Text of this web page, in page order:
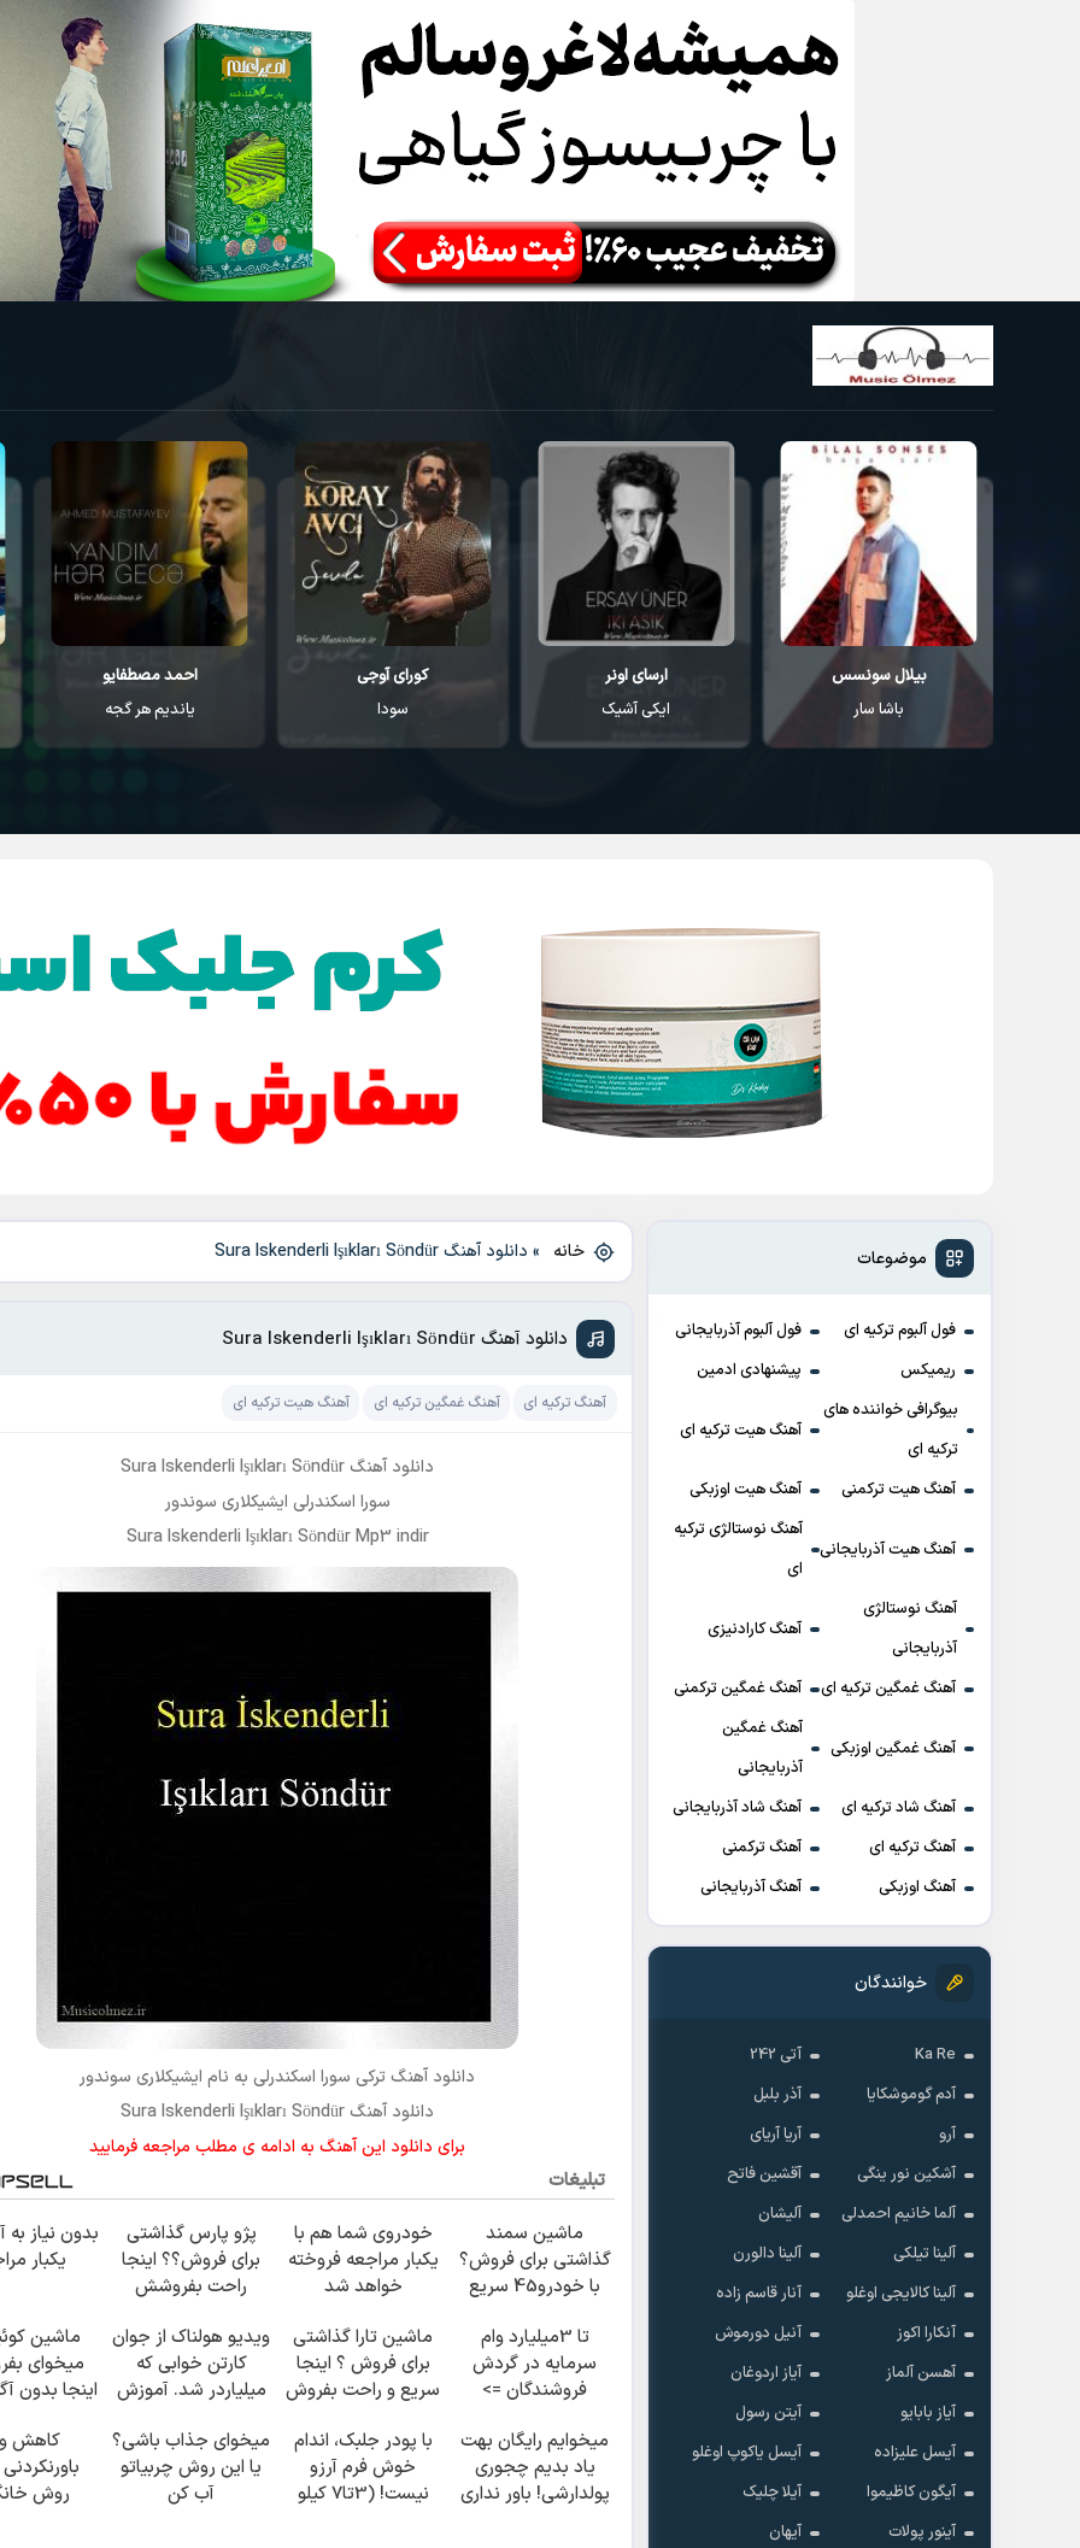
ارسای اونر
ایکی آشیک
کورای آوجی
سودا
احمد مصطفایو
یاندیم هر گجه
اکین اوزونلار
گلیوروم یار
موضوعات
فول آلبوم ترکیه ای
فول آلبوم آذربایجانی
ریمیکس
پیشنهادی ادمین
بیوگرافی خواننده های
ترکیه ای
آهنگ هیت ترکیه ای
آهنگ هیت ترکمنی آهنگ هیت اوزبکی
آهنگ هیت آذربایجانی
آهنگ نوستالژی ترکیه
ای
آهنگ نوستالژی
آذربایجانی
آهنگ کارادنیزی
آهنگ غمگین ترکیه ای آهنگ غمگین ترکمنی
آهنگ غمگین اوزبکی
آهنگ غمگین
آذربایجانی
آهنگ شاد ترکیه ای
آهنگ شاد آذربایجانی
آهنگ ترکیه ای
آهنگ ترکمنی
آهنگ اوزبکی
آهنگ آذربایجانی
خوانندگان
Ka Re
آتی 242
آدم گوموشکایا
آذر بلبل
آرو
آریا آریای
آشکین نور ینگی
آقشین فاتح
آلما خانیم احمدلی
آلیشان
آلینا تیلکی
آلینا دالورن
آلینا کالایجی اوغلو
آنار قاسم زاده
آنکارا اکوز
آنیل دورموش
آهسن آلماز
آیاز اردوغان
آیاز بابایو
آیتن رسول
آیسل علیزاده
آیسل یاکوپ اوغلو
آیگون کاظیموا
آیلا چلیک
آینور پولات
آیهان
خانه » دانلود آهنگ Sura Iskenderli Işıkları Söndür
دانلود آهنگ Sura Iskenderli Işıkları Söndür
آهنگ ترکیه ای آهنگ غمگین ترکیه ای آهنگ هیت ترکیه ای
دانلود آهنگ Sura Iskenderli Işıkları Söndür
سورا اسکندرلی ایشیکلاری سوندور
Sura Iskenderli Işıkları Söndür Mp3 indir
دانلود آهنگ ترکی سورا اسکندرلی به نام ایشیکلاری سوندور
دانلود آهنگ Sura Iskenderli Işıkları Söndür
برای دانلود این آهنگ به ادامه ی مطلب مراجعه فرمایید
تبلیغات
ماشین سمند
گذاشتی برای فروش؟
با خودرو45 سریع
خودروی شما هم با
یکبار مراجعه فروخته
خواهد شد
پژو پارس گذاشتی
برای فروش؟؟ اینجا
راحت بفروشش
بدون نیاز به
یکبار
تا 3میلیارد وام
سرمایه در گردش
فروشندگان =>
کن
ماشین تارا گذاشتی
برای فروش ؟ اینجا
سریع و راحت بفروش
ویدیو هولناک از جوان
کارتن خوابی که
میلیاردر شد. آموزش
ماشین
میخوای
اینجا بدون
میخوایم رایگان بهت
یاد بدیم چجوری
پولدارشی! باور نداری
با پودر جلبک، اندام
خوش فرم آرزو
نیست! (3تا7 کیلو
میخوای جذاب باشی؟
یا این روش چربیاتو
آب کن
کاهش
روش